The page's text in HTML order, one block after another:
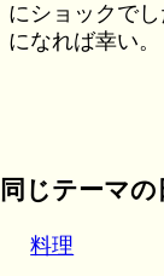
にショックで
になれば幸い。
同じテーマ
料理